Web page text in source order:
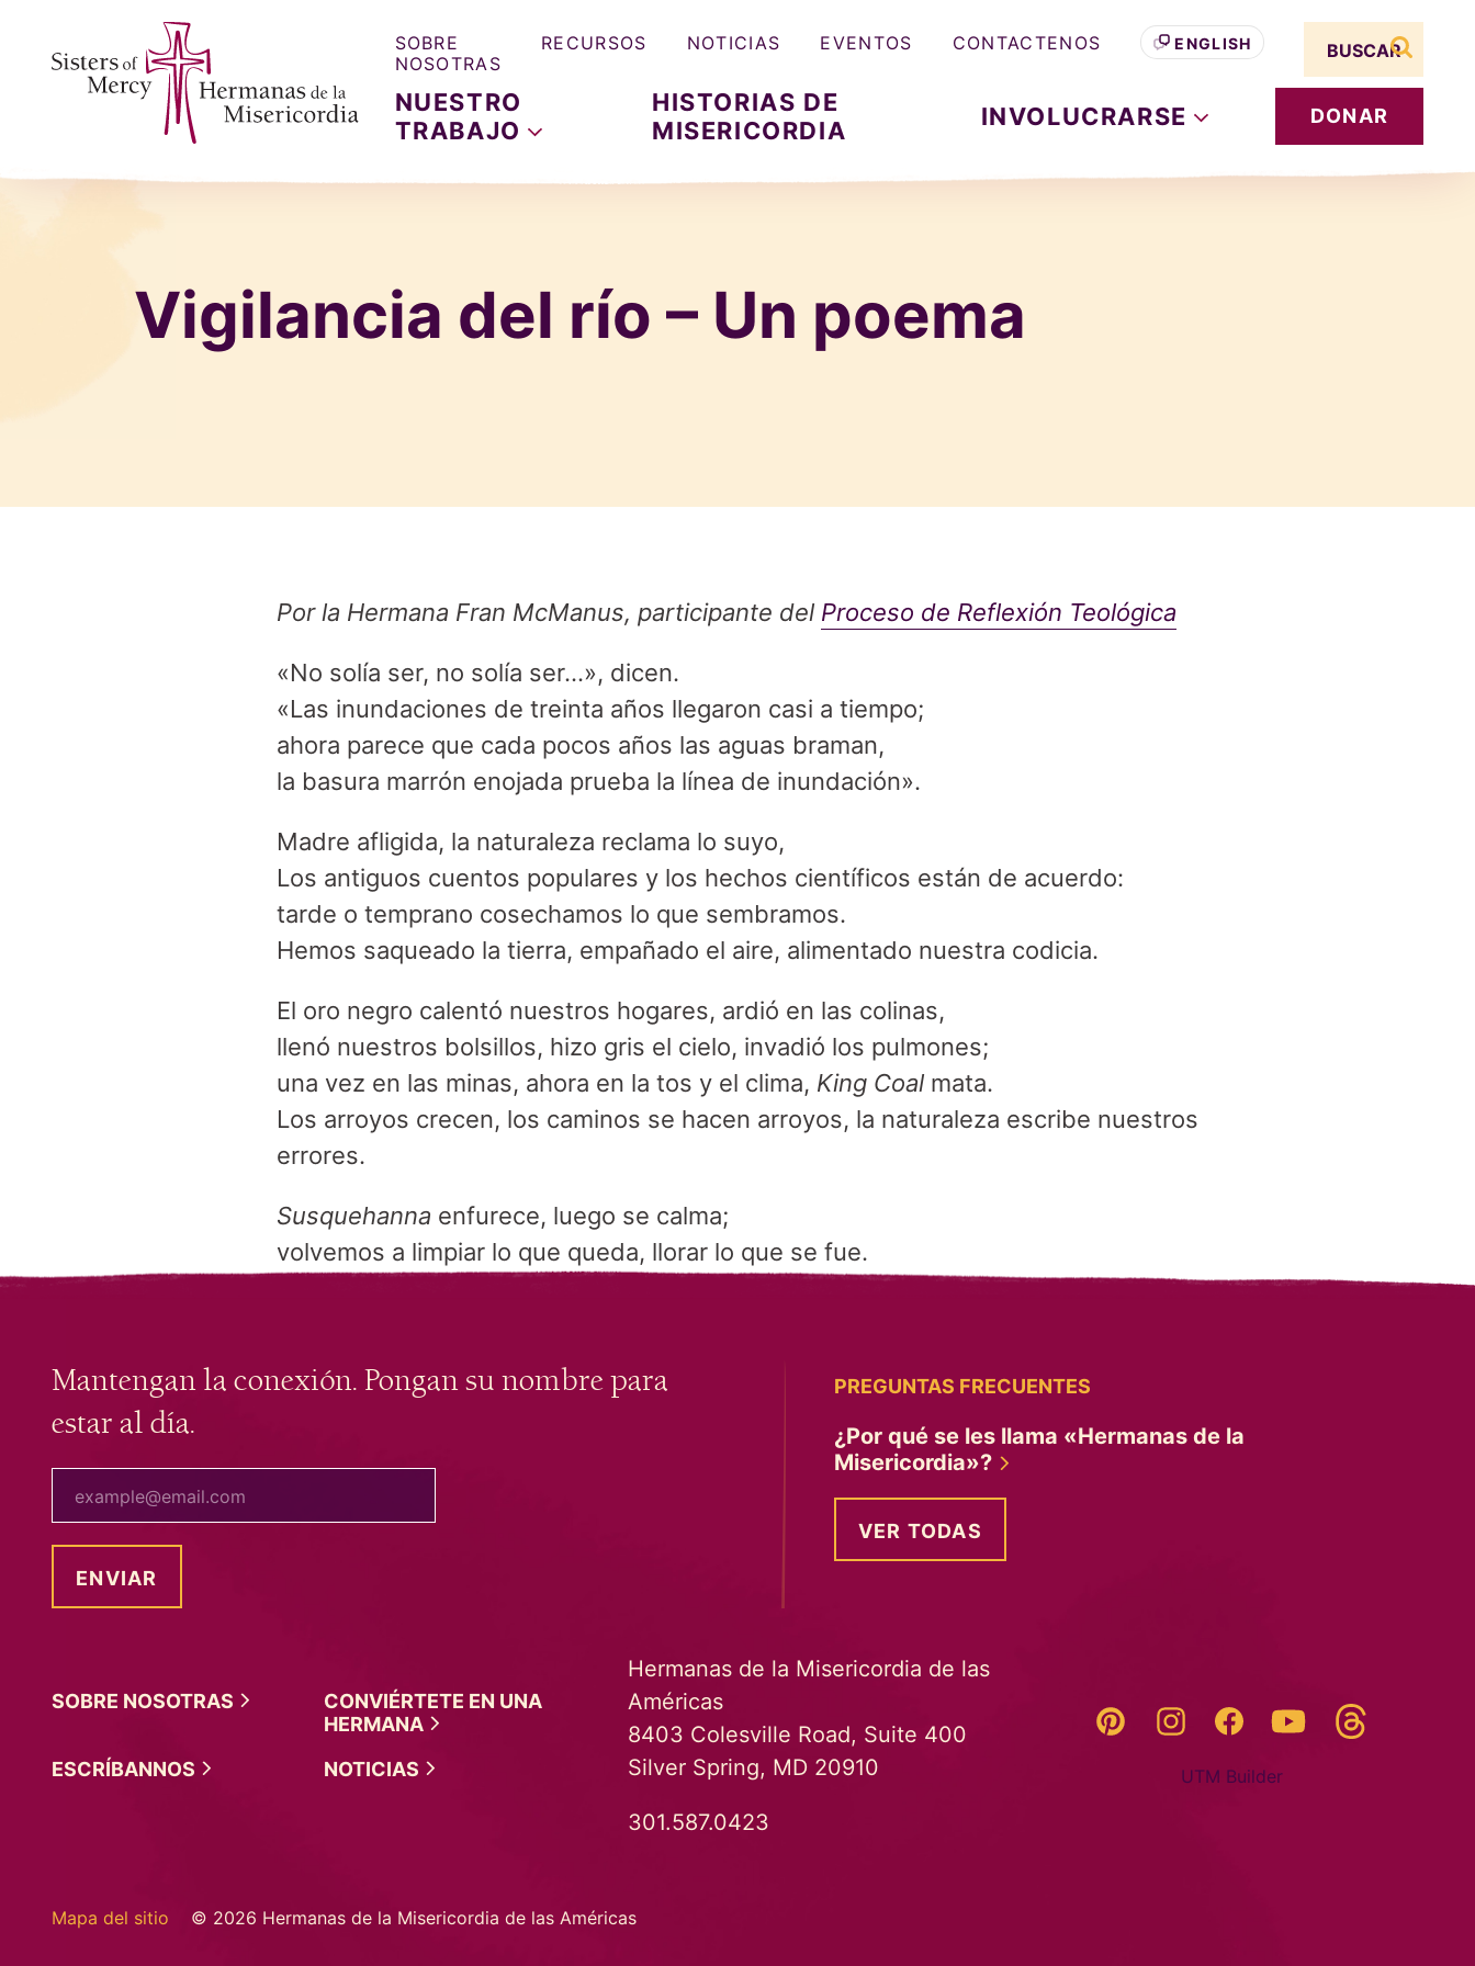
NUESTRO
TRABAJO
HISTORIAS DE
MISERICORDIA
INVOLUCRARSE DONAR
SOBRE
NOSOTRAS
RECURSOS NOTICIAS EVENTOS CONTACTENOS ENGLISH
Search term
buscar
Vigilancia del río – Un poema
Por la Hermana Fran McManus, participante del Proceso de Reflexión Teológica
«No solía ser, no solía ser…», dicen.
«Las inundaciones de treinta años llegaron casi a tiempo;
ahora parece que cada pocos años las aguas braman,
la basura marrón enojada prueba la línea de inundación».
Madre afligida, la naturaleza reclama lo suyo,
Los antiguos cuentos populares y los hechos científicos están de acuerdo:
tarde o temprano cosechamos lo que sembramos.
Hemos saqueado la tierra, empañado el aire, alimentado nuestra codicia.
El oro negro calentó nuestros hogares, ardió en las colinas,
llenó nuestros bolsillos, hizo gris el cielo, invadió los pulmones;
una vez en las minas, ahora en la tos y el clima, King Coal mata.
Los arroyos crecen, los caminos se hacen arroyos, la naturaleza escribe nuestros
errores.
Susquehanna enfurece, luego se calma;
volvemos a limpiar lo que queda, llorar lo que se fue.
Mantengan la conexión. Pongan su nombre para
estar al día.
PREGUNTAS FRECUENTES
¿Por qué se les llama «Hermanas de la
Misericordia»?
VER TODAS
SOBRE NOSOTRAS
CONVIÉRTETE EN UNA
HERMANA
ESCRÍBANNOS
NOTICIAS
Hermanas de la Misericordia de las
Américas
8403 Colesville Road, Suite 400
Silver Spring, MD 20910
301.587.0423
Pinterest InstagramFacebookYouTube
UTM Builder
Mapa del sitio © 2026 Hermanas de la Misericordia de las Américas